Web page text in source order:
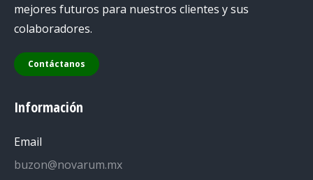
mejores futuros para nuestros clientes y sus
colaboradores.
Contáctanos
Información
Email
buzon@novarum.mx